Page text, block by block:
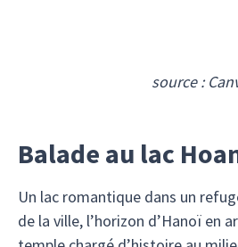
source :
Balade au lac
Un lac romantique dans un
de la ville, l’horizon d’Hanoï en